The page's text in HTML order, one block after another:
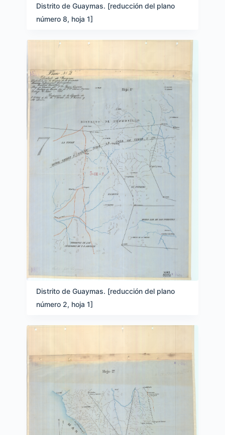
Distrito de Guaymas. [reducción del plano
número 8, hoja 1]
Distrito de Guaymas. [reducción del plano
número 2, hoja 1]